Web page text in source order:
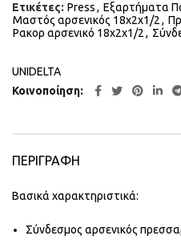
Ετικέτες: Press, Εξαρτήματα
Μαστός αρσενικός 18x2x1/2,
Ρακορ αρσενικό 18x2x1/2,
UNIDELTA
Κοινοποίηση
ΠΕΡΙΓΡΑΦΉ
Βασικά χαρακτηριστικά:
Σύνδεσμος αρσενικός